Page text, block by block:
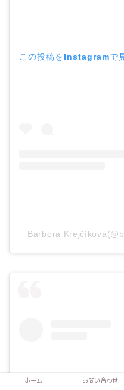
この投稿をInstagramで
Barbora
ホーム お問い合わせ